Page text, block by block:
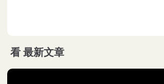
看最新文章